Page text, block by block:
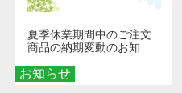
お知らせ
夏季休業期間中のご注文
商品の納期変動のお知ら